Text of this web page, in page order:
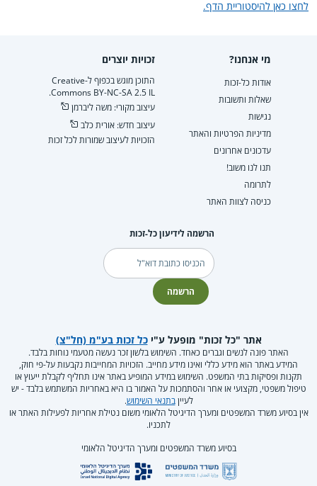
לחצו כאן להיסטוריית הדף.
מי אנחנו?
אודות כל-זכות
שאלות ותשובות
נגישות
מדיניות הפרטיות והאתר
עדכונים אחרונים
תנו לנו משוב!
לתרומה
כניסה לצוות האתר
זכויות יוצרים
התוכן מוגש בכפוף ל-Creative
Commons BY-NC-SA 2.5 IL.
עיצוב מקורי: משה ליברמן
עיצוב חדש: אורית כלב
הזכויות לעיצוב שמורות לכל זכות
הרשמה לידיעון כל-זכות
דוא"ל
הרשמה
אתר "כל זכות" מופעל ע"יכל זכות בע"מ (חל"צ)
האתר פונה לנשים וגברים כאחד. השימוש בלשון זכר נעשה מטעמי נוחות בלבד.
המידע באתר הוא מידע כללי ואינו מידע מחייב. הזכויות המחייבות נקבעות על-פי חוק,
תקנות ופסיקות בתי המשפט. השימוש במידע המופיע באתר אינו תחליף לקבלת ייעוץ או
טיפול משפטי, מקצועי או אחר והסתמכות על האמור בו היא באחריות המשתמש בלבד - יש
לעייןבתנאי השימוש.
אין בסיוע משרד המשפטים ומערך הדיגיטל הלאומי משום נטילת אחריות לפעילות האתר או
לתכניו.
בסיוע משרד המשפטים ומערך הדיגיטל הלאומי